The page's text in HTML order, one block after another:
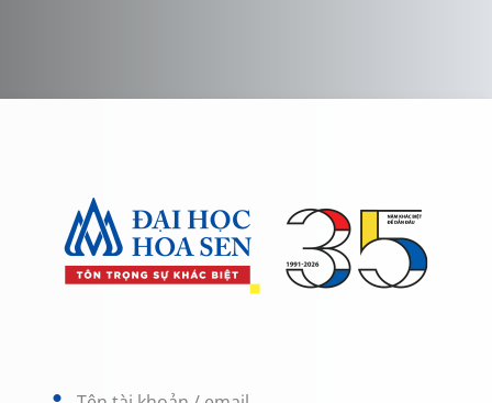
Tên tài khoản / email